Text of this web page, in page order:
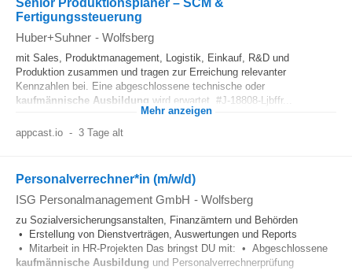
Senior Produktionsplaner – SCM &
Fertigungssteuerung
Huber+Suhner - Wolfsberg
mit Sales, Produktmanagement, Logistik, Einkauf, R&D und
Produktion zusammen und tragen zur Erreichung relevanter
Kennzahlen bei. Eine abgeschlossene technische oder
kaufmännische Ausbildung wird erwartet. #J-18808-Ljbffr...
Mehr anzeigen
appcast.io - 3 Tage alt
Personalverrechner*in (m/w/d)
ISG Personalmanagement GmbH - Wolfsberg
zu Sozialversicherungsanstalten, Finanzämtern und Behörden
• Erstellung von Dienstverträgen, Auswertungen und Reports
• Mitarbeit in HR-Projekten Das bringst DU mit: • Abgeschlossene
kaufmännische Ausbildung und Personalverrechnerprüfung